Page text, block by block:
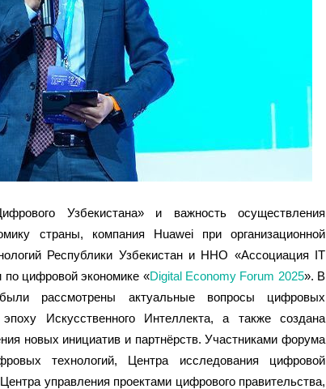
Узбекистана» и важность осуществления
страны, компания Huawei при организационной
Республики Узбекистан и ННО «Ассоциация IT
по цифровой экономике «Digital Economy Forum 2025». В
рассмотрены актуальные вопросы цифровых
Искусственного Интеллекта, а также создана
новых инициатив и партнёрств. Участниками форума
технологий, Центра исследования цифровой
управления проектами цифрового правительства,